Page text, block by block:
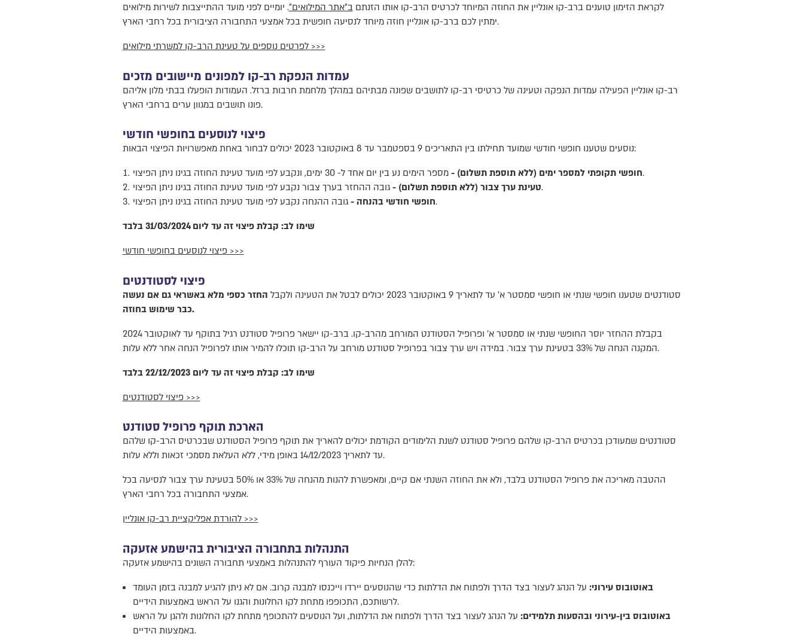
לקראת הזימון טוענים ברב-קו אונליין את החוזה המיוחד לכרטיס הרב-קו אותו הזנתםב"אתר המילואים". יומיים לפני מועד ההתייצבות לשירות מילואים
ימתין לכם ברב-קו אונליין חוזה מיוחד לנסיעה חופשית בכל אמצעי התחבורה הציבורית בכל רחבי הארץ.
לפרטים נוספים על טעינת הרב-קו למשרתי מילואים >>>
עמדות הנפקת רב-קו למפונים מיישובים מזכים
רב-קו אונליין הפעילה עמדות הנפקה וטעינה של כרטיסי רב-קו לתושבים שפונה מבתיהם במהלך מלחמת חרבות ברזל. העמודות הופעלו בבתי מלון אליהם
פונו תושבים במגוון ערים ברחבי הארץ.
פיצוי לנוסעים בחופשי חודשי
נוסעים שטענו חופשי חודשי שמועד תחילתו בין התאריכים 9 בספטמבר עד 8 באוקטובר 2023 יכולים לבחור באחת מאפשרויות הפיצוי הבאות:
חופשי תקופתי למספר ימים (ללא תוספת תשלום) -מספר הימים נע בין יום אחד ל- 30 ימים, ונקבע לפי מועד טעינת החוזה בגינו ניתן הפיצוי.
טעינת ערך צבור (ללא תוספת תשלום) -גובה ההחזר בערך צבור נקבע לפי מועד טעינת החוזה בגינו ניתן הפיצוי.
חופשי חודשי בהנחה -גובה ההנחה נקבע לפי מועד טעינת החוזה בגינו ניתן הפיצוי.
שימו לב: קבלת פיצוי זה עד ליום 31/03/2024 בלבד
פיצוי לנוסעים בחופשי חודשי >>>
פיצוי לסטודנטים
סטודנטים שטענו חופשי שנתי או חופשי סמסטר א' עד לתאריך 9 באוקטובר 2023 יכולים לבטל את הטעינה ולקבל
החזר כספי מלא באשראי גם אם נעשה
כבר שימוש בחוזה.
בקבלת ההחזר יוסר החופשי שנתי או סמסטר א' ופרופיל הסטודנט המורחב מהרב-קו. ברב-קו יישאר פרופיל סטודנט רגיל בתוקף עד לאוקטובר 2024
המקנה הנחה של 33% בטעינת ערך צבור. במידה ויש ערך צבור בפרופיל סטודנט מורחב על הרב-קו תוכלו להמיר אותו לפרופיל הנחה אחר ללא עלות.
שימו לב: קבלת פיצוי זה עד ליום 22/12/2023 בלבד
פיצוי לסטודנטים >>>
הארכת תוקף פרופיל סטודנט
סטודנטים שמעודכן בכרטיס הרב-קו שלהם פרופיל סטודנט לשנת הלימודים הקודמת יכולים להאריך את תוקף פרופיל הסטודנט שבכרטיס הרב-קו שלהם
עד לתאריך 14/12/2023 באופן מידי, ללא העלאת מסמכי זכאות וללא עלות.
ההטבה מאריכה את פרופיל הסטודנט בלבד, ולא את החוזה השנתי אם קיים, ומאפשרת להנות מהנחה של 33% או 50% בטעינת ערך צבור לנסיעה בכל
אמצעי התחבורה בכל רחבי הארץ.
להורדת אפליקציית רב-קו אונליין >>>
התנהלות בתחבורה הציבורית בהישמע אזעקה
להלן הנחיות פיקוד העורף להתנהלות באמצעי תחבורה השונים בהישמע אזעקה:
באוטובוס עירוני: על הנהג לעצור בצד הדרך ולפתוח את הדלתות כדי שהנוסעים יירדו וייכנסו למבנה קרוב. אם לא ניתן להגיע למבנה בזמן העומד
לרשותכם, התכופפו מתחת לקו החלונות והגנו על הראש באמצעות הידיים.
באוטובוס בין-עירוני ובהסעות תלמידים: על הנהג לעצור בצד הדרך ולפתוח את הדלתות, ועל הנוסעים להתכופף מתחת לקו החלונות ולהגן על הראש
באמצעות הידיים.